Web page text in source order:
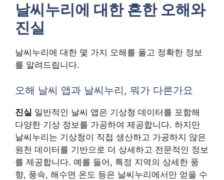
날씨누리에 대한 흔한 오해와
진실
날씨누리에 대한 몇 가지 오해를 풀고 정확한 정보
를 알려드립니다.
오해 날씨 앱과 날씨누리, 뭐가 다른가요
진실 일반적인 날씨 앱은 기상청 데이터를 포함해
다양한 기상 정보를 가공하여 제공합니다. 하지만
날씨누리는 기상청이 직접 생산하고 가공하지 않은
원천 데이터를 기반으로 더 상세하고 전문적인 정보
를 제공합니다. 예를 들어, 특정 지역의 상세한 풍
향, 풍속, 해수면 온도 등은 날씨누리에서만 얻을 수